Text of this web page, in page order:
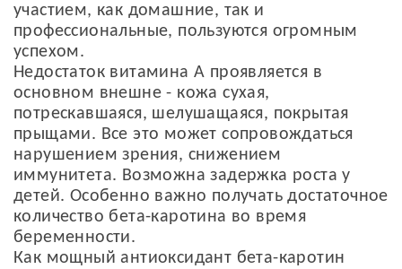
участием, как домашние, так и
профессиональные, пользуются огромным
успехом.
Недостаток витамина А проявляется в
основном внешне - кожа сухая,
потрескавшаяся, шелушащаяся, покрытая
прыщами. Все это может сопровождаться
нарушением зрения, снижением
иммунитета. Возможна задержка роста у
детей. Особенно важно получать достаточное
количество бета-каротина во время
беременности.
Как мощный антиоксидант бета-каротин